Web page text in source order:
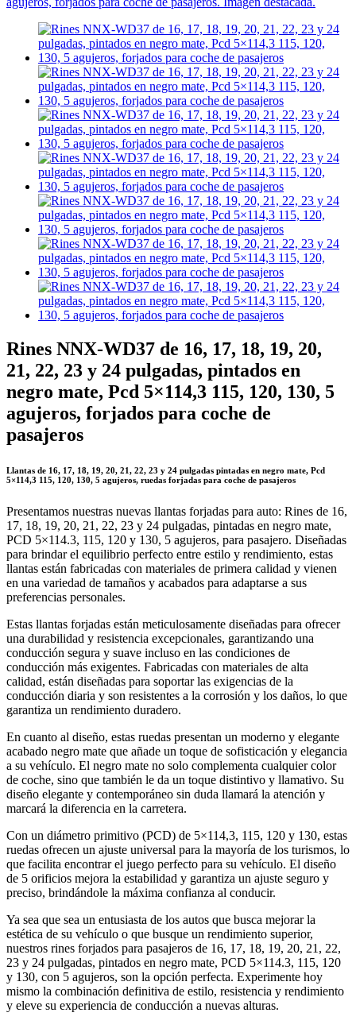
Rines NNX-WD37 de 16, 17, 18, 19, 20,
21, 22, 23 y 24 pulgadas, pintados en
negro mate, Pcd 5×114,3 115, 120, 130, 5
agujeros, forjados para coche de
pasajeros
Llantas de 16, 17, 18, 19, 20, 21, 22, 23 y 24 pulgadas pintadas en negro mate, Pcd
5×114,3 115, 120, 130, 5 agujeros, ruedas forjadas para coche de pasajeros
Presentamos nuestras nuevas llantas forjadas para auto: Rines de 16,
17, 18, 19, 20, 21, 22, 23 y 24 pulgadas, pintadas en negro mate,
PCD 5×114.3, 115, 120 y 130, 5 agujeros, para pasajero. Diseñadas
para brindar el equilibrio perfecto entre estilo y rendimiento, estas
llantas están fabricadas con materiales de primera calidad y vienen
en una variedad de tamaños y acabados para adaptarse a sus
preferencias personales.
Estas llantas forjadas están meticulosamente diseñadas para ofrecer
una durabilidad y resistencia excepcionales, garantizando una
conducción segura y suave incluso en las condiciones de
conducción más exigentes. Fabricadas con materiales de alta
calidad, están diseñadas para soportar las exigencias de la
conducción diaria y son resistentes a la corrosión y los daños, lo que
garantiza un rendimiento duradero.
En cuanto al diseño, estas ruedas presentan un moderno y elegante
acabado negro mate que añade un toque de sofisticación y elegancia
a su vehículo. El negro mate no solo complementa cualquier color
de coche, sino que también le da un toque distintivo y llamativo. Su
diseño elegante y contemporáneo sin duda llamará la atención y
marcará la diferencia en la carretera.
Con un diámetro primitivo (PCD) de 5×114,3, 115, 120 y 130, estas
ruedas ofrecen un ajuste universal para la mayoría de los turismos, lo
que facilita encontrar el juego perfecto para su vehículo. El diseño
de 5 orificios mejora la estabilidad y garantiza un ajuste seguro y
preciso, brindándole la máxima confianza al conducir.
Ya sea que sea un entusiasta de los autos que busca mejorar la
estética de su vehículo o que busque un rendimiento superior,
nuestros rines forjados para pasajeros de 16, 17, 18, 19, 20, 21, 22,
23 y 24 pulgadas, pintados en negro mate, PCD 5×114.3, 115, 120
y 130, con 5 agujeros, son la opción perfecta. Experimente hoy
mismo la combinación definitiva de estilo, resistencia y rendimiento
y eleve su experiencia de conducción a nuevas alturas.